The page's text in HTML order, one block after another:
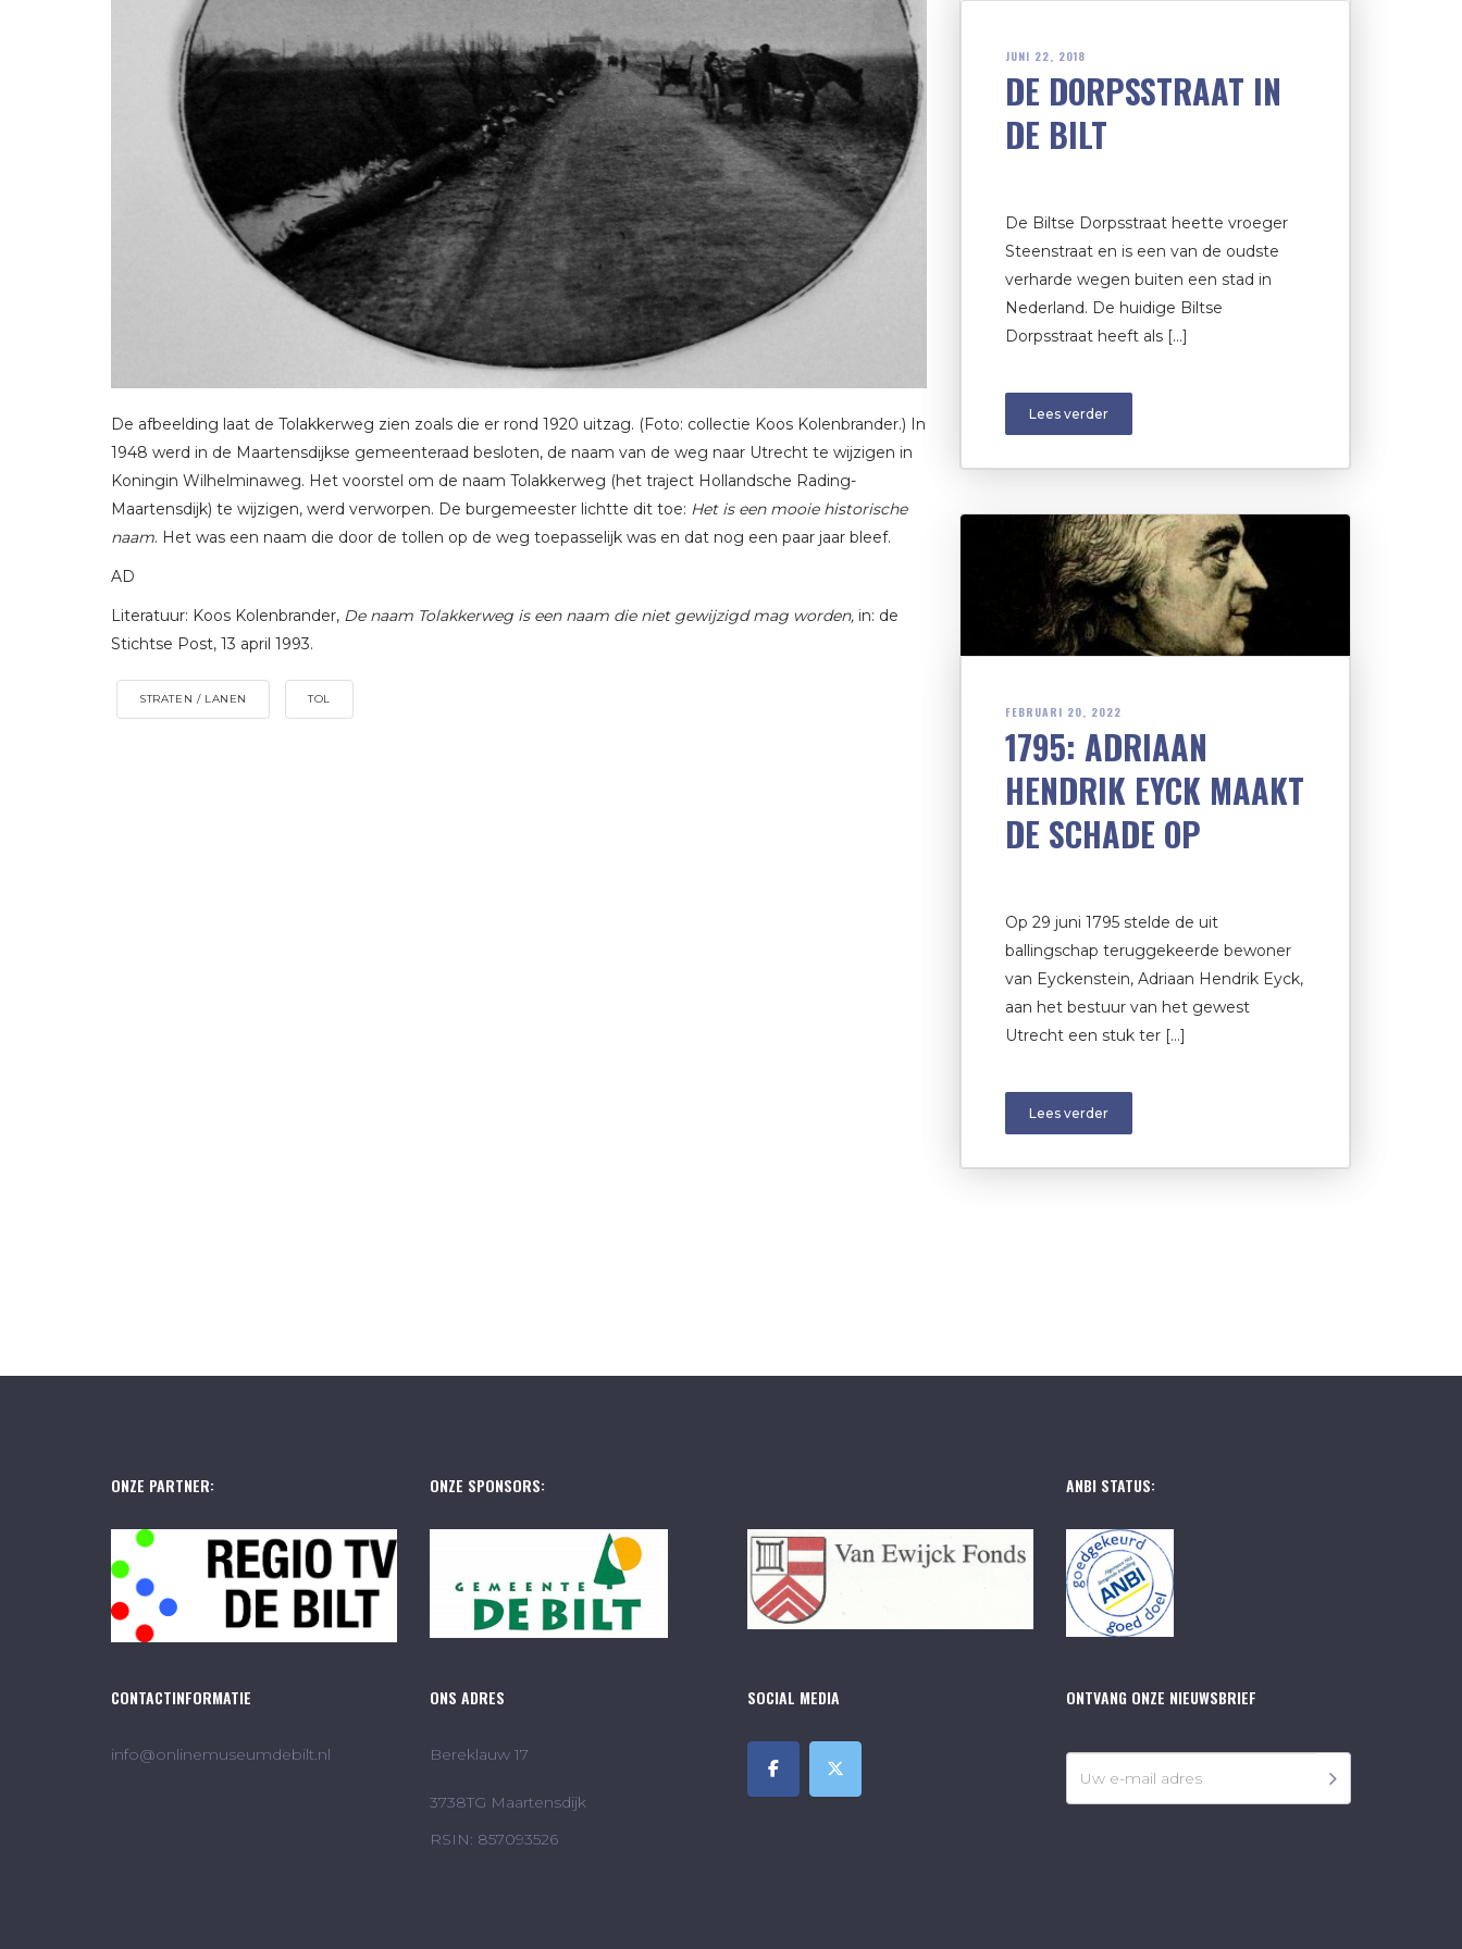
De afbeelding laat de Tolakkerweg zien zoals die er rond 1920 uitzag. (Foto: collectie Koos Kolenbrander.) In
1948 werd in de Maartensdijkse gemeenteraad besloten, de naam van de weg naar Utrecht te wijzigen in
Koningin Wilhelminaweg. Het voorstel om de naam Tolakkerweg (het traject Hollandsche Rading-
Maartensdijk) te wijzigen, werd verworpen. De burgemeester lichtte dit toe: Het is een mooie historische
naam. Het was een naam die door de tollen op de weg toepasselijk was en dat nog een paar jaar bleef.
AD
Literatuur: Koos Kolenbrander, De naam Tolakkerweg is een naam die niet gewijzigd mag worden, in: de
Stichtse Post, 13 april 1993.
STRATEN / LANEN TOL
JUNI 22, 2018
DE DORPSSTRAAT IN
DE BILT
De Biltse Dorpsstraat heette vroeger
Steenstraat en is een van de oudste
verharde wegen buiten een stad in
Nederland. De huidige Biltse
Dorpsstraat heeft als […]
Lees verder
FEBRUARI 20, 2022
1795: ADRIAAN
HENDRIK EYCK MAAKT
DE SCHADE OP
Op 29 juni 1795 stelde de uit
ballingschap teruggekeerde bewoner
van Eyckenstein, Adriaan Hendrik Eyck,
aan het bestuur van het gewest
Utrecht een stuk ter […]
Lees verder
ONZE PARTNER: ONZE SPONSORS: ANBI STATUS:
CONTACTINFORMATIE
info@onlinemuseumdebilt.nl
ONS ADRES
Bereklauw 17
3738TG Maartensdijk
RSIN: 857093526
SOCIAL MEDIA ONTVANG ONZE NIEUWSBRIEF